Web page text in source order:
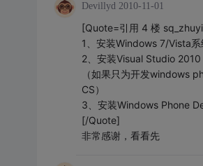
Devillyd 2010-11-01
[Quote=引用 4 楼
1、安装Windows 7/Vista系
2、安装Visual Studio 2010
（如果只为开发windows
CS）
3、安装Windows Phone
[/Quote]
非常感谢，看看先